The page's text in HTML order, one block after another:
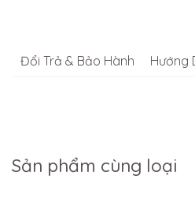
Đổi Trả & Bảo Hành Hướng
Sản phẩm cùng loại